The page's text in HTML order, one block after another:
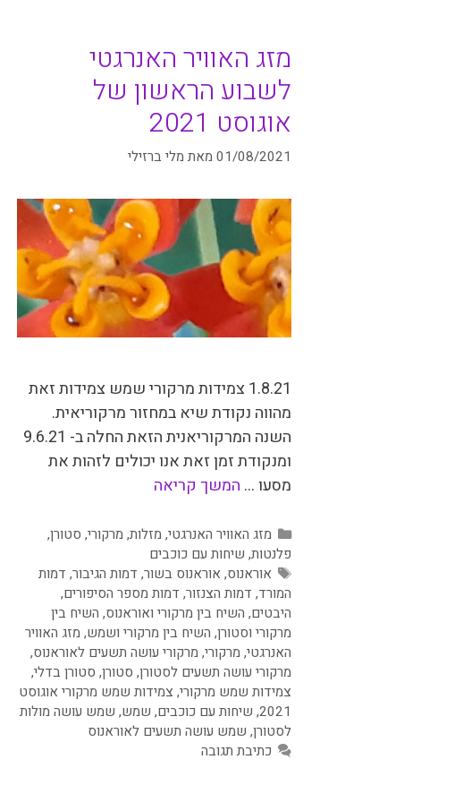
מזג האוויר האנרגטי
לשבוע הראשון של
אוגוסט 2021
01/08/2021 מאת מלי ברזילי
1.8.21 צמידות מרקורי שמש צמידות זאת
מהווה נקודת שיא במחזור מרקוריאית.
השנה המרקוריאנית הזאת החלה ב- 9.6.21
ומנקודת זמן זאת אנו יכולים לזהות את
מסעו … המשך קריאה
קטגוריות
מזג האוויר האנרגטי, מזלות, מרקורי, סטורן,
פלנטות, שיחות עם כוכבים
תגיות
אוראנוס, אוראנוס בשור, דמות הגיבור, דמות
המורד, דמות הצנזור, דמות מספר הסיפורים,
היבטים, השיח בין מרקורי ואוראנוס, השיח בין
מרקורי וסטורן, השיח בין מרקורי ושמש, מזג האוויר
האנרגטי, מרקורי, מרקורי עושה תשעים לאוראנוס,
מרקורי עושה תשעים לסטורן, סטורן, סטורן בדלי,
צמידות שמש מרקורי, צמידות שמש מרקורי אוגוסט
2021
, שיחות עם כוכבים, שמש, שמש עושה מולות
לסטורן, שמש עושה תשעים לאוראנוס
כתיבת תגובה